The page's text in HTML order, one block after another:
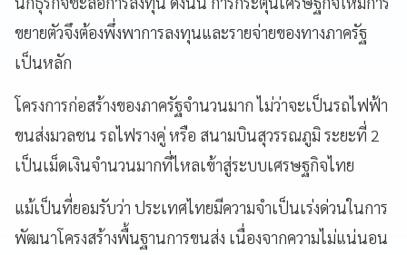
ขยายตัวจึงต้องพึ่งพาการลงทุนและรายจ่ายของทางภาครัฐ
เป็นหลัก
โครงการก่อสร้างของภาครัฐจำนวนมาก ไม่ว่าจะเป็นรถไฟฟ้า
ขนส่งมวลชน รถไฟรางคู่ หรือ สนามบินสุวรรณภูมิ ระยะที่ 2
เป็นเม็ดเงินจำนวนมากที่ไหลเข้าสู่ระบบเศรษฐกิจไทย
แม้เป็นที่ยอมรับว่า ประเทศไทยมีความจำเป็นเร่งด่วนในการ
พัฒนาโครงสร้างพื้นฐานการขนส่ง เนื่องจากความไม่แน่นอน